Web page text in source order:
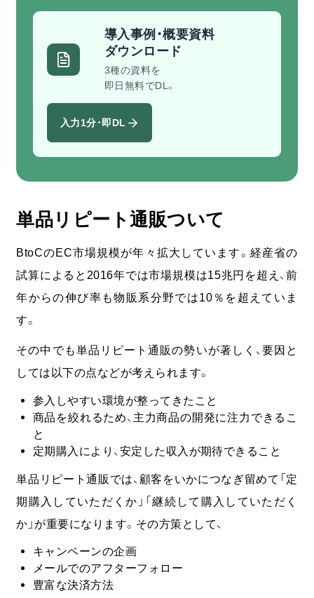
導入事例・概要資料
ダウンロード
3種の資料を
即日無料でDL。
入力1分・即DL
単品リピート通販ついて
BtoCのEC市場規模が年々拡大しています。経産省の
試算によると2016年では市場規模は15兆円を超え、前
年からの伸び率も物販系分野では10％を超えていま
す。
その中でも単品リピート通販の勢いが著しく、要因と
しては以下の点などが考えられます。
参入しやすい環境が整ってきたこと
商品を絞れるため、主力商品の開発に注力できるこ
と
定期購入により、安定した収入が期待できること
単品リピート通販では、顧客をいかにつなぎ留めて「定
期購入していただくか」「継続して購入していただく
か」が重要になります。その方策として、
キャンペーンの企画
メールでのアフターフォロー
豊富な決済方法